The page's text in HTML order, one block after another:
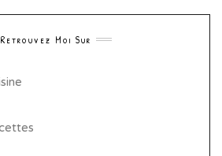
Retrouvez Moi Sur